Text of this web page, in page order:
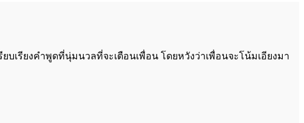
เรียงคำพูดที่นุ่มนวลที่จะเตือนเพื่อน โดยหวังว่าเพื่อนจะโน้มเอียงมา